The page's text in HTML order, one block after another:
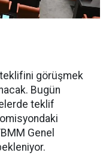
görüşmek
Bugün
teklif
Genel